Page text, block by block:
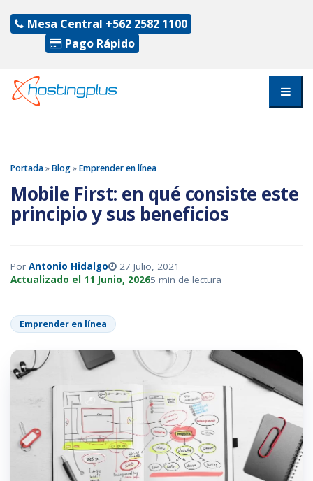
Mesa Central +562 2582 1100
Pago Rápido
Portada»Blog»Emprender en línea
Mobile First: en qué consiste este
principio y sus beneficios
Por Antonio Hidalgo
27 Julio, 2021
Actualizado el 11 Junio, 20265 min de lectura
Emprender en línea